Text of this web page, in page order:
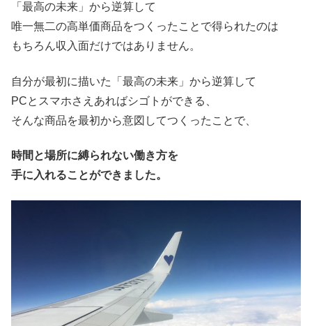
「最高の未来」から逆算して
唯一無二の高単価商品をつくったことで得られたのは
もちろん収入面だけではありません。
自分が最初に描いた「最高の未来」から逆算して
PCとスマホさえあればシゴトができる、
そんな商品を最初から意図してつくったことで、
時間と場所に縛られない働き方を
手に入れることができました。